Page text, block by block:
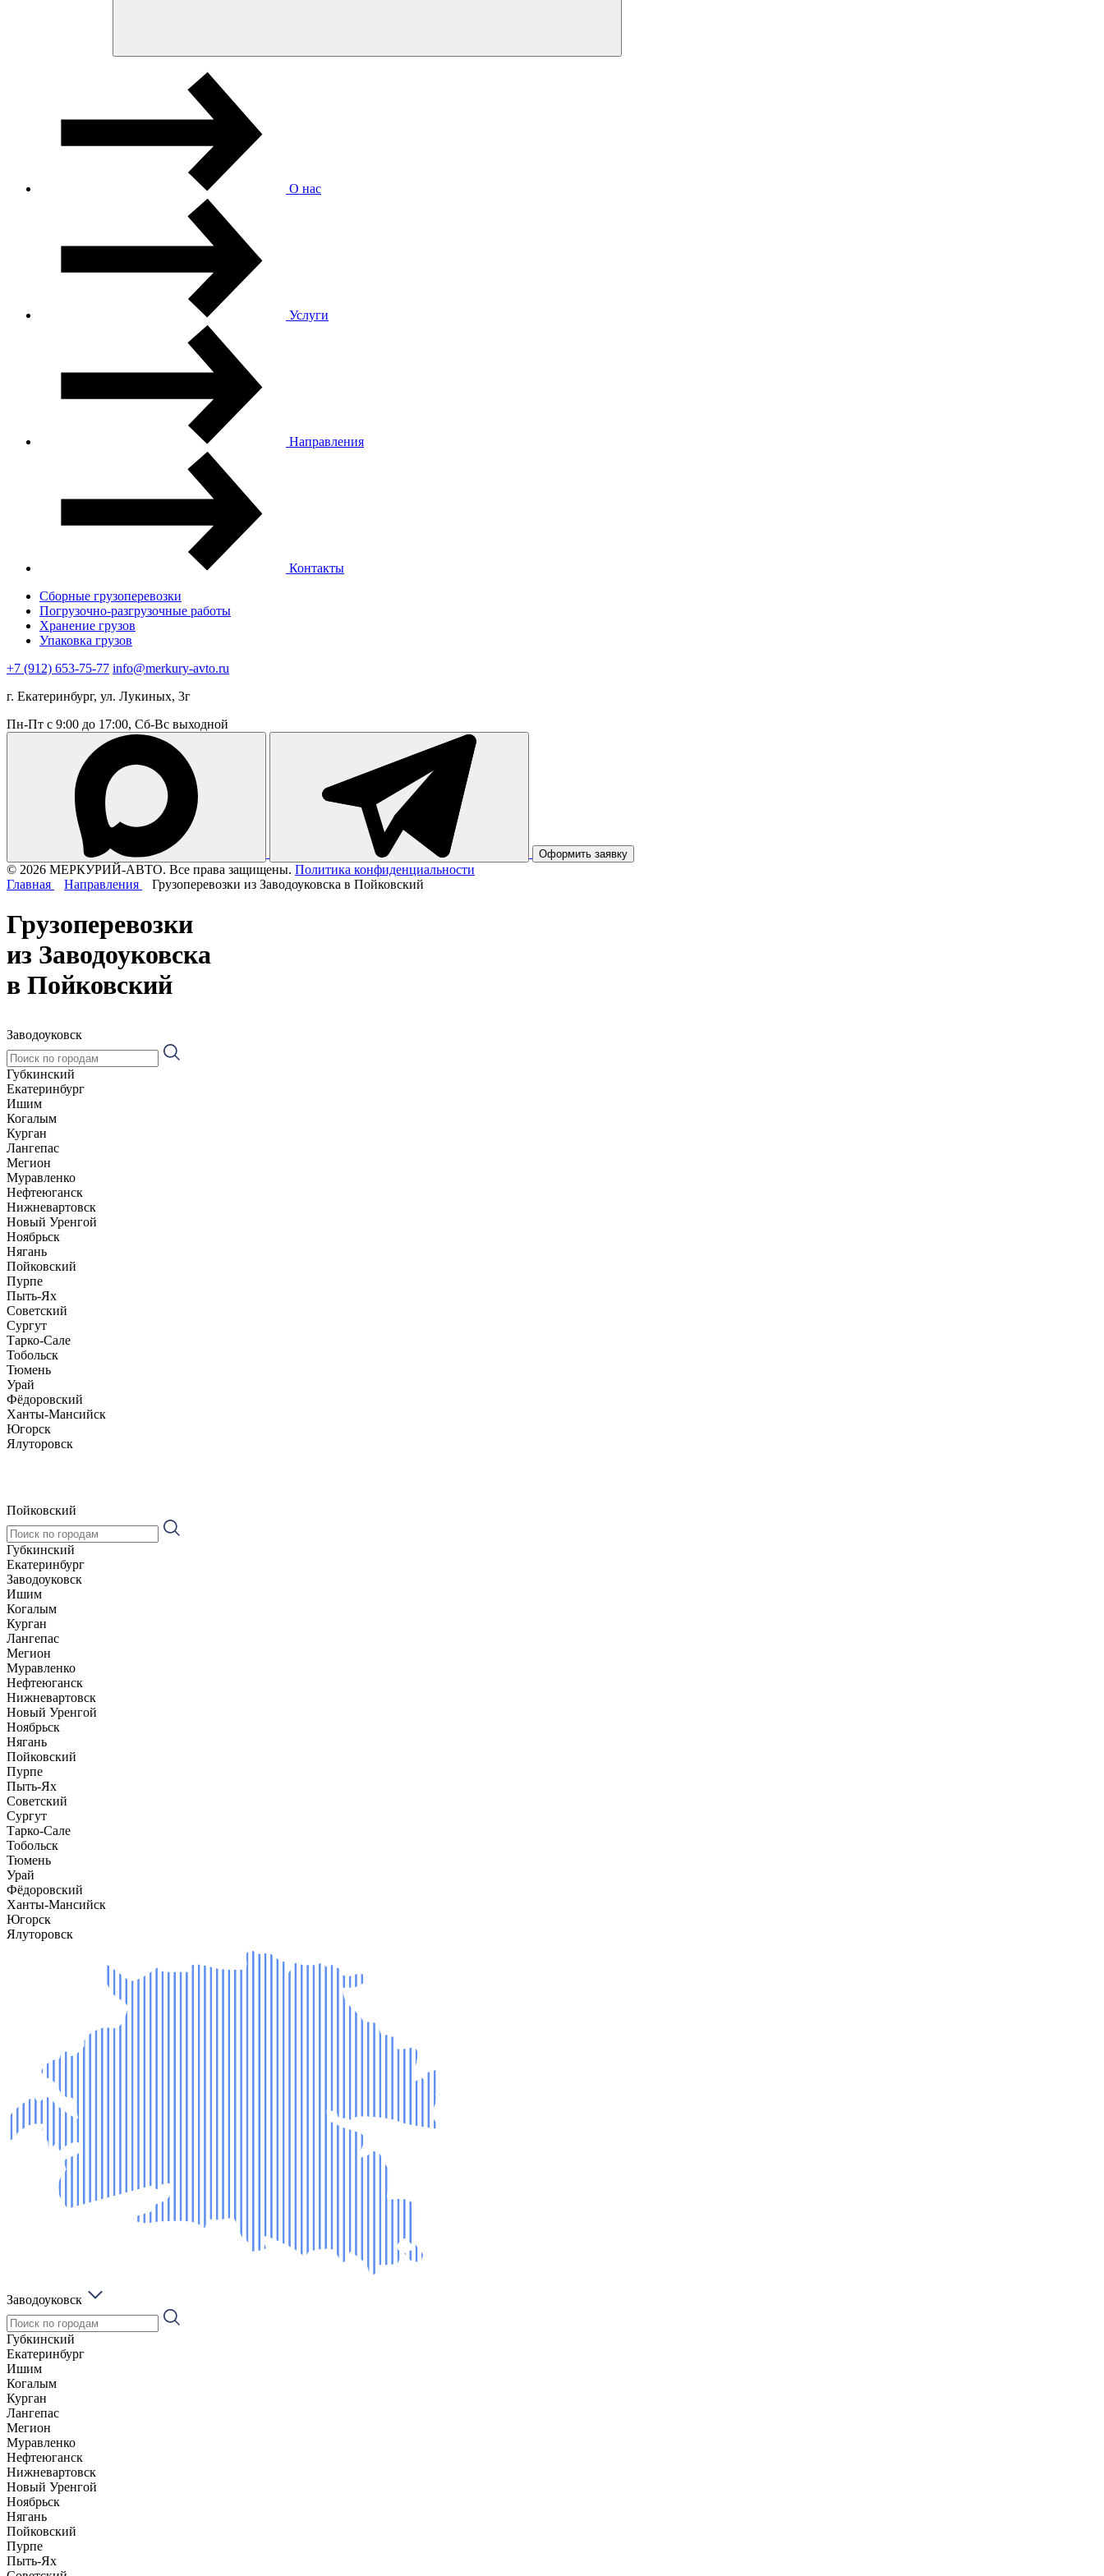
О нас
Услуги
Направления
Контакты
Сборные грузоперевозки
Погрузочно-разгрузочные работы
Хранение грузов
Упаковка грузов
+7 (912) 653-75-77 info@merkury-avto.ru
г. Екатеринбург, ул. Лукиных, 3г
Пн-Пт с 9:00 до 17:00, Сб-Вс выходной
Оформить заявку
© 2026 МЕРКУРИЙ-АВТО. Все права защищены. Политика конфиденциальности
Главная
Направления Грузоперевозки из Заводоуковска в Пойковский
Грузоперевозки
из Заводоуковска
в Пойковский
Заводоуковск
Губкинский
Екатеринбург
Ишим
Когалым
Курган
Лангепас
Мегион
Муравленко
Нефтеюганск
Нижневартовск
Новый Уренгой
Ноябрьск
Нягань
Пойковский
Пурпе
Пыть-Ях
Советский
Сургут
Тарко-Сале
Тобольск
Тюмень
Урай
Фёдоровский
Ханты-Мансийск
Югорск
Ялуторовск
Пойковский
Губкинский
Екатеринбург
Заводоуковск
Ишим
Когалым
Курган
Лангепас
Мегион
Муравленко
Нефтеюганск
Нижневартовск
Новый Уренгой
Ноябрьск
Нягань
Пойковский
Пурпе
Пыть-Ях
Советский
Сургут
Тарко-Сале
Тобольск
Тюмень
Урай
Фёдоровский
Ханты-Мансийск
Югорск
Ялуторовск
Заводоуковск
Губкинский
Екатеринбург
Ишим
Когалым
Курган
Лангепас
Мегион
Муравленко
Нефтеюганск
Нижневартовск
Новый Уренгой
Ноябрьск
Нягань
Пойковский
Пурпе
Пыть-Ях